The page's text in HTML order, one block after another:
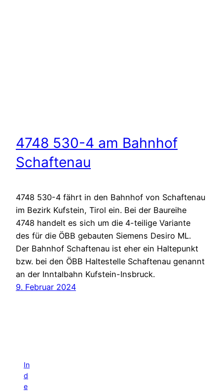
4748 530-4 am Bahnhof
Schaftenau
4748 530-4 fährt in den Bahnhof von Schaftenau
im Bezirk Kufstein, Tirol ein. Bei der Baureihe
4748 handelt es sich um die 4-teilige Variante
des für die ÖBB gebauten Siemens Desiro ML.
Der Bahnhof Schaftenau ist eher ein Haltepunkt
bzw. bei den ÖBB Haltestelle Schaftenau genannt
an der Inntalbahn Kufstein-Insbruck.
9. Februar 2024
In
d
e